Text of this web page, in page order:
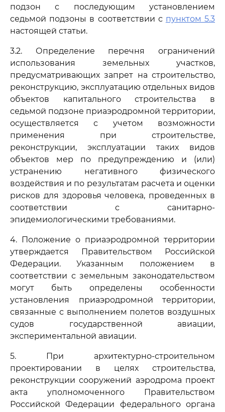
подзон с последующим установлением
седьмой подзоны в соответствии с пунктом 5.3
настоящей статьи.
3.2. Определение перечня ограничений
использования земельных участков,
предусматривающих запрет на строительство,
реконструкцию, эксплуатацию отдельных видов
объектов капитального строительства в
седьмой подзоне приаэродромной территории,
осуществляется с учетом возможности
применения при строительстве,
реконструкции, эксплуатации таких видов
объектов мер по предупреждению и (или)
устранению негативного физического
воздействия и по результатам расчета и оценки
рисков для здоровья человека, проведенных в
соответствии с санитарно-
эпидемиологическими требованиями.
4. Положение о приаэродромной территории
утверждается Правительством Российской
Федерации. Указанным положением в
соответствии с земельным законодательством
могут быть определены особенности
установления приаэродромной территории,
связанные с выполнением полетов воздушных
судов государственной авиации,
экспериментальной авиации.
5. При архитектурно-строительном
проектировании в целях строительства,
реконструкции сооружений аэродрома проект
акта уполномоченного Правительством
Российской Федерации федерального органа